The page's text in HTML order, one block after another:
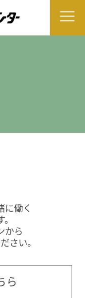
に働く
から
さい。
ら